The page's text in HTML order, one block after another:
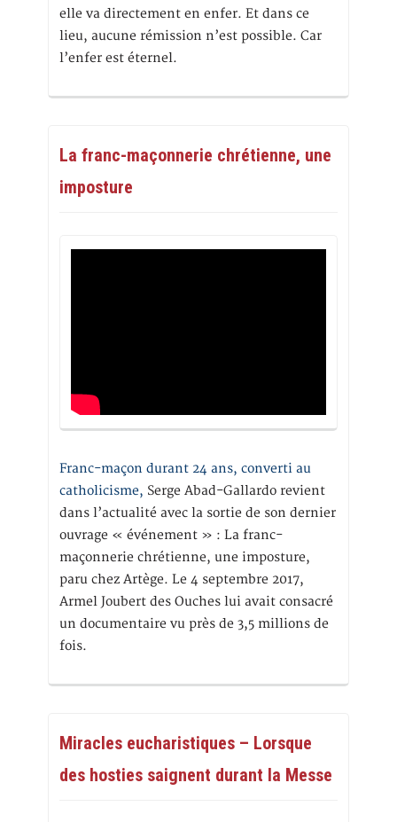
elle va directement en enfer. Et dans ce
lieu, aucune rémission n’est possible. Car
l’enfer est éternel.
La franc-maçonnerie chrétienne, une
imposture
Franc-maçon durant 24 ans, converti au
catholicisme, Serge Abad-Gallardo revient
dans l’actualité avec la sortie de son dernier
ouvrage « événement » : La franc-
maçonnerie chrétienne, une imposture,
paru chez Artège. Le 4 septembre 2017,
Armel Joubert des Ouches lui avait consacré
un documentaire vu près de 3,5 millions de
fois.
Miracles eucharistiques – Lorsque
des hosties saignent durant la Messe